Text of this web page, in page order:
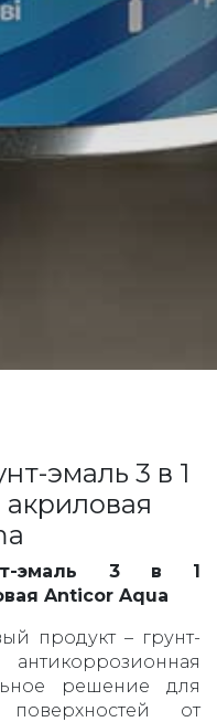
эмаль 3 в 1
эмаль 3 в 1
Anticor Aqua
продукт – грунт-
решение для
от